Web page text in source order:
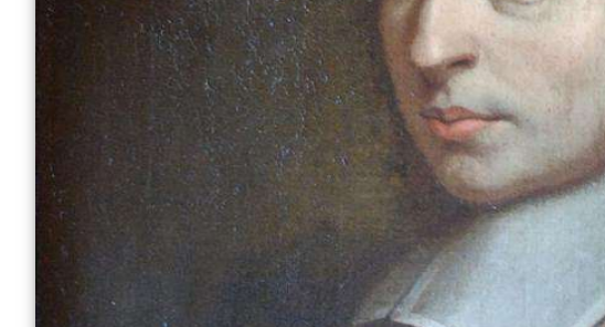
Разное
Отказ от ответственности